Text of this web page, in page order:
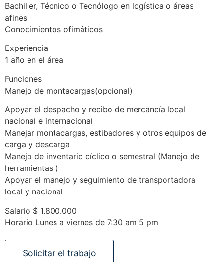
Bachiller, Técnico o Tecnólogo en logística o áreas
afines
Conocimientos ofimáticos
Experiencia
1 año en el área
Funciones
Manejo de montacargas(opcional)
Apoyar el despacho y recibo de mercancía local
nacional e internacional
Manejar montacargas, estibadores y otros equipos de
carga y descarga
Manejo de inventario cíclico o semestral (Manejo de
herramientas )
Apoyar el manejo y seguimiento de transportadora
local y nacional
Salario $ 1.800.000
Horario Lunes a viernes de 7:30 am 5 pm